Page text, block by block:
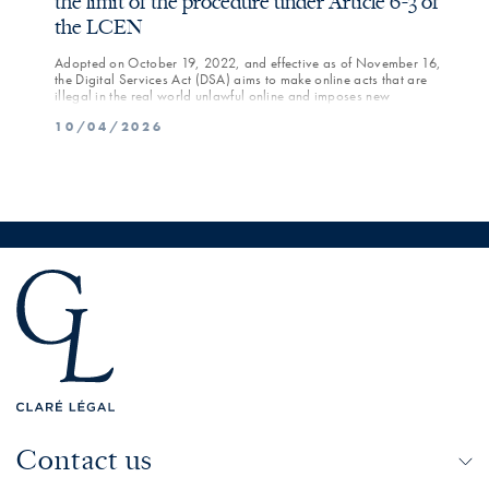
the LCEN
Adopted on October 19, 2022, and effective as of November 16,
the Digital Services Act (DSA) aims to make online acts that are
illegal in the real world unlawful online and imposes new
platforms—regarding the prevention of illegal content.
10/04/2026
Contact us